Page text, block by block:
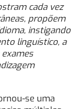
cada vez
propõem
instigando
linguístico, a
se uma